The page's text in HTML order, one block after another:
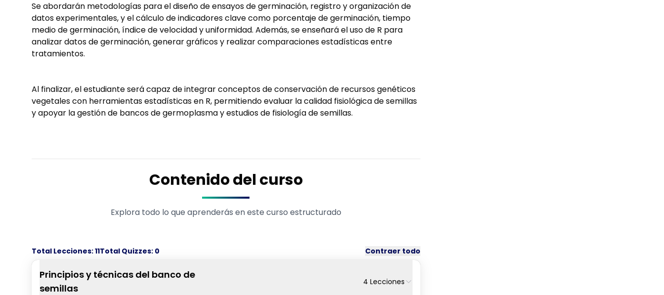
Se abordarán metodologías para el diseño de ensayos de germinación, registro y organización de
datos experimentales, y el cálculo de indicadores clave como porcentaje de germinación, tiempo
medio de germinación, índice de velocidad y uniformidad. Además, se enseñará el uso de R para
analizar datos de germinación, generar gráficos y realizar comparaciones estadísticas entre
tratamientos.
Al finalizar, el estudiante será capaz de integrar conceptos de conservación de recursos genéticos
vegetales con herramientas estadísticas en R, permitiendo evaluar la calidad fisiológica de semillas
y apoyar la gestión de bancos de germoplasma y estudios de fisiología de semillas.
Contenido del curso
Explora todo lo que aprenderás en este curso estructurado
Total Lecciones:11Total Quizzes: 0 Contraer todo
Principios y técnicas del banco de
semillas
4 Lecciones